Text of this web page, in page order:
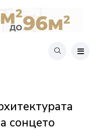
сонцето